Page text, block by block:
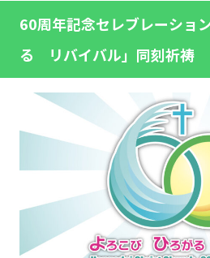
60周年記念セレブレーシ
る リバイバル」同刻祈祷